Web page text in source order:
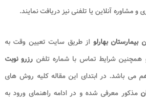
مشاوره آنلاین یا تلفنی نیز دریافت نمایند.
بهارلو از طریق سایت تعیین وقت به
همچنین شرایط تماس با شماره تلفن رزرو نوبت
می باشد. در ابتدای این مقاله کلیه روش های
مذکور معرفی شده و در ادامه راهنمای ورود به